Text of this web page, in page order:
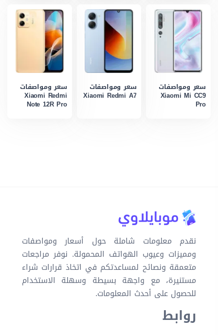
سعر ومواصفات
Xiaomi Mi CC9
Pro
سعر ومواصفات
Xiaomi Redmi A7
سعر ومواصفات
Xiaomi Redmi
Note 12R Pro
نقدم معلومات شاملة حول أسعار ومواصفات
ومميزات وعيوب الهواتف المحمولة. نوفر مراجعات
متعمقة ونصائح لمساعدتكم في اتخاذ قرارات شراء
مستنيرة، مع واجهة بسيطة وسهلة الاستخدام
للحصول على أحدث المعلومات.
روابط